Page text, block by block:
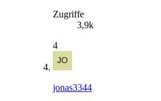
Zugriffe
3,9k
4
jonas3344